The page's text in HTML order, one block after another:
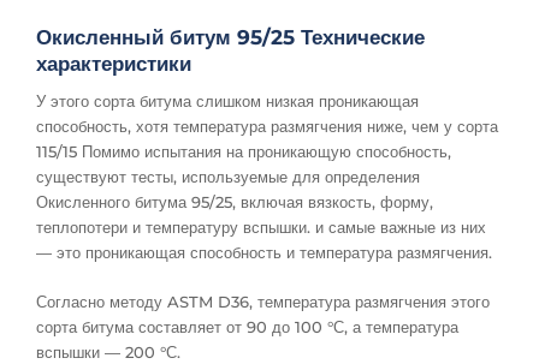
Окисленный битум 95/25 Технические
характеристики
У этого сорта битума слишком низкая проникающая
способность, хотя температура размягчения ниже, чем у сорта
115/15 Помимо испытания на проникающую способность,
существуют тесты, используемые для определения
Окисленного битума 95/25, включая вязкость, форму,
теплопотери и температуру вспышки. и самые важные из них
— это проникающая способность и температура размягчения.
Согласно методу ASTM D36, температура размягчения этого
сорта битума составляет от 90 до 100 °С, а температура
вспышки — 200 °С.